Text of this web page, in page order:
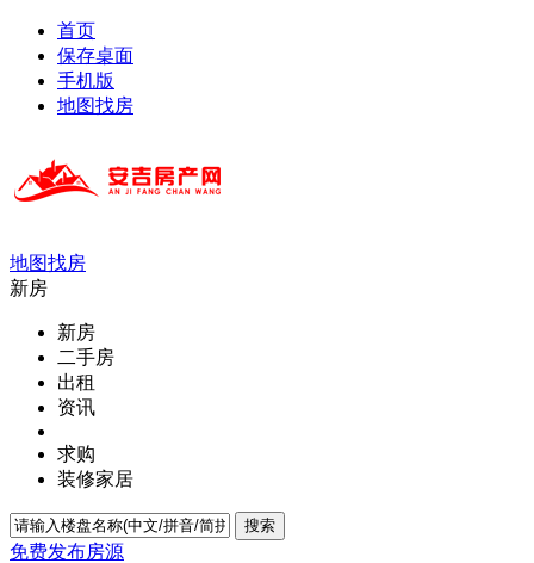
首页
保存桌面
手机版
地图找房
地图找房
新房
新房
二手房
出租
资讯
求购
装修家居
搜索
免费发布房源